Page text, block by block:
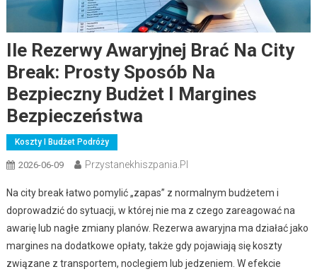
Ile Rezerwy Awaryjnej Brać Na City
Break: Prosty Sposób Na
Bezpieczny Budżet I Margines
Bezpieczeństwa
Koszty I Budżet Podróży
2026-06-09 Przystanekhiszpania.pl
Na city break łatwo pomylić „zapas” z normalnym budżetem i
doprowadzić do sytuacji, w której nie ma z czego zareagować na
awarię lub nagłe zmiany planów. Rezerwa awaryjna ma działać jako
margines na dodatkowe opłaty, także gdy pojawiają się koszty
związane z transportem, noclegiem lub jedzeniem. W efekcie